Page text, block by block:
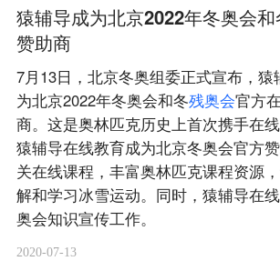
猿辅导成为北京2022年冬奥会和
赞助商
7月13日，北京冬奥组委正式宣布，
为北京2022年冬奥会和冬残奥会官方
商。这是奥林匹克历史上首次携手在
猿辅导在线教育成为北京冬奥会官方
关在线课程，丰富奥林匹克课程资源
解和学习冰雪运动。同时，猿辅导在
奥会知识宣传工作。
2020-07-13